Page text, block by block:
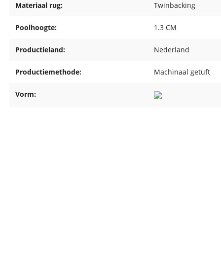
Materiaal rug: Twinbacking
Poolhoogte: 1.3 CM
Productieland: Nederland
Productiemethode: Machinaal getuft
Vorm: